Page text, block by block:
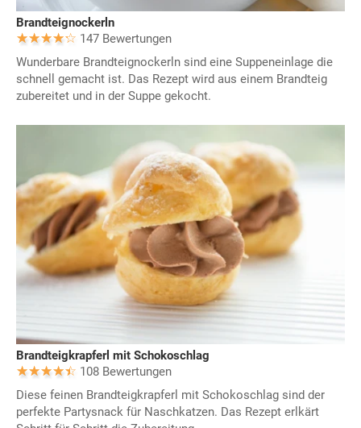
Brandteignockerln
147 Bewertungen
Wunderbare Brandteignockerln sind eine Suppeneinlage die
schnell gemacht ist. Das Rezept wird aus einem Brandteig
zubereitet und in der Suppe gekocht.
Brandteigkrapferl mit Schokoschlag
108 Bewertungen
Diese feinen Brandteigkrapferl mit Schokoschlag sind der
perfekte Partysnack für Naschkatzen. Das Rezept erlkärt